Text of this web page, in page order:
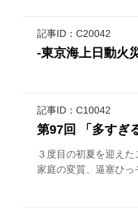
記事ID：C20042
-東京海上日動火
記事ID：C10042
第97回 「多すぎ
３度目の初夏を迎え
家庭の変質、逼塞ひっ